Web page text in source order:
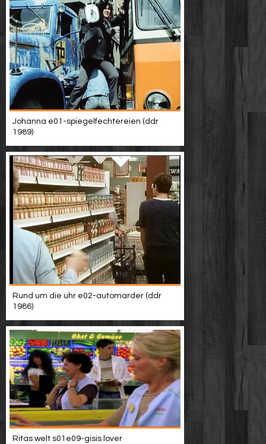
Johanna e01-spiegelfechtereien (ddr
1989)
Rund um die uhr e02-automarder (ddr
1986)
Ritas welt s01e09-gisis lover